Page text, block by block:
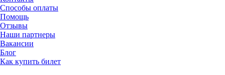
Способы оплаты
Помощь
Отзывы
Наши партнеры
Вакансии
Блог
Как купить билет